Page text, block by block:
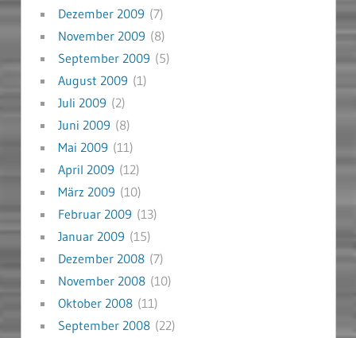
Dezember 2009 (7)
November 2009 (8)
September 2009 (5)
August 2009 (1)
Juli 2009 (2)
Juni 2009 (8)
Mai 2009 (11)
April 2009 (12)
März 2009 (10)
Februar 2009 (13)
Januar 2009 (15)
Dezember 2008(7)
November 2008(10)
Oktober 2008(11)
September 2008(22)